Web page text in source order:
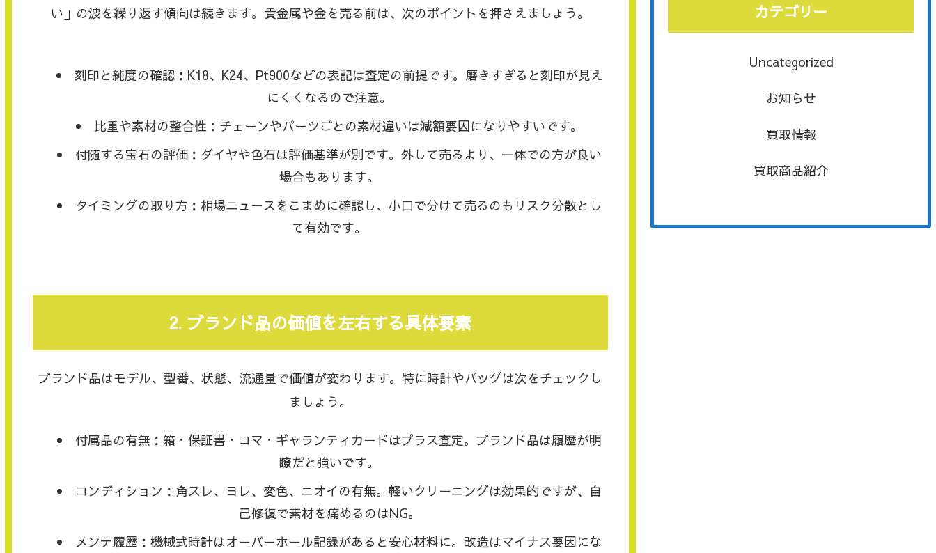
い」の波を繰り返す傾向は続きます。貴金属や金を売る前は、次のポイントを押さえましょう。
刻印と純度の確認：K18、K24、Pt900などの表記は査定の前提です。磨きすぎると刻印が見え
にくくなるので注意。
比重や素材の整合性：チェーンやパーツごとの素材違いは減額要因になりやすいです。
付随する宝石の評価：ダイヤや色石は評価基準が別です。外して売るより、一体での方が良い
場合もあります。
タイミングの取り方：相場ニュースをこまめに確認し、小口で分けて売るのもリスク分散とし
て有効です。
2. ブランド品の価値を左右する具体要素
ブランド品はモデル、型番、状態、流通量で価値が変わります。特に時計やバッグは次をチェックし
ましょう。
付属品の有無：箱・保証書・コマ・ギャランティカードはプラス査定。ブランド品は履歴が明
瞭だと強いです。
コンディション：角スレ、ヨレ、変色、ニオイの有無。軽いクリーニングは効果的ですが、自
己修復で素材を痛めるのはNG。
メンテ履歴：機械式時計はオーバーホール記録があると安心材料に。改造はマイナス要因にな
カテゴリー
Uncategorized
お知らせ
買取情報
買取商品紹介